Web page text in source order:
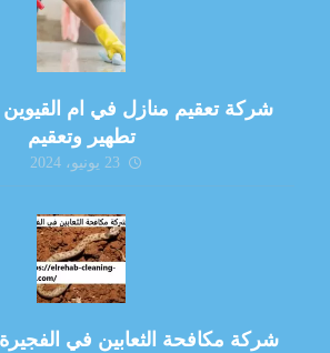
تطهير وتعقيم
23 يونيو، 2024